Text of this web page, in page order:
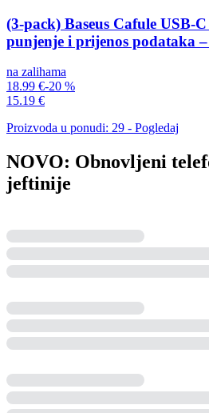
(3-pack) Baseus Cafule USB-
punjenje i prijenos podataka
na zalihama
18.99 €-20 %
15.19 €
Proizvoda u ponudi: 29 - Pogledaj
NOVO: Obnovljeni
jeftinije